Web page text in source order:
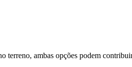
terreno, ambas opções podem